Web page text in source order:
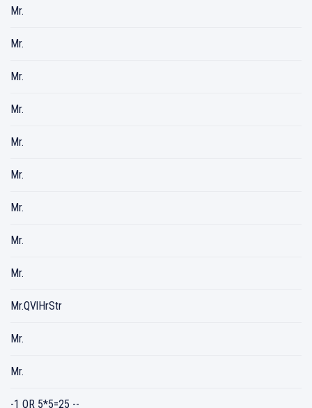
Mr.
Mr.
Mr.
Mr.
Mr.
Mr.
Mr.
Mr.
Mr.
Mr.QVlHrStr
Mr.
Mr.
-1 OR 5*5=25 --